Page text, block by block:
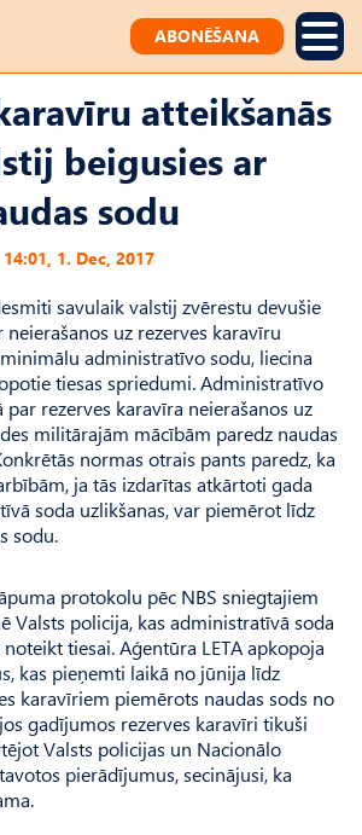
ABONĒŠANA
atteikšanās
beigusies ar
sodu
14:01, 1. Dec, 2017
savulaik valstij zvērestu devušie
uz rezerves karavīru
administratīvo sodu, liecina
tiesas spriedumi. Administratīvo
rezerves karavīra neierašanos uz
militārajām mācībām paredz naudas
normas otrais pants paredz, ka
ja tās izdarītas atkārtoti gada
soda uzlikšanas, var piemērot līdz
sodu.
protokolu pēc NBS sniegtajiem
Valsts policija, kas administratīvā soda
tiesai. Aģentūra LETA apkopoja
kas pieņemti laikā no jūnija līdz
karavīriem piemērots naudas sods no
gadījumos rezerves karavīri tikuši
Valsts policijas un Nacionālo
pierādījumus, secinājusi, ka